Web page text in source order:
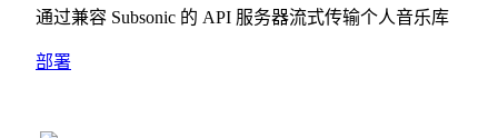
通过兼容 Subsonic 的 API 服务器流式传输个人音乐库
部署